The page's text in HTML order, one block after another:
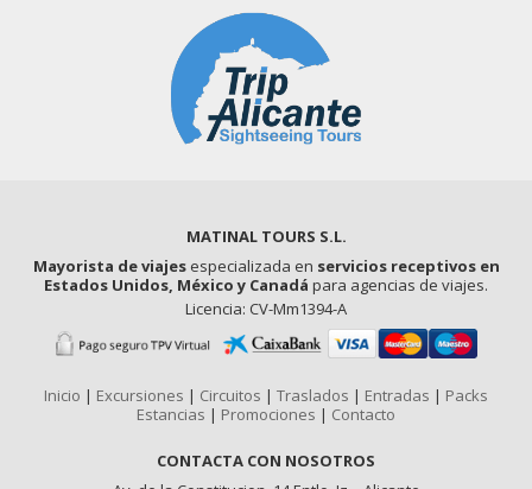
MATINAL TOURS S.L.
Mayorista de viajesespecializada en servicios receptivos en
Estados Unidos, México y Canadá para agencias de viajes.
Licencia: CV-Mm1394-A
Inicio | Excursiones | Circuitos | Traslados | Entradas | Packs
Estancias | Promociones | Contacto
CONTACTA CON NOSOTROS